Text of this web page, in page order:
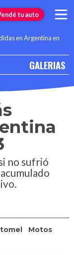
tu auto
en Argentina en
GALERIAS
no sufrió
Motos